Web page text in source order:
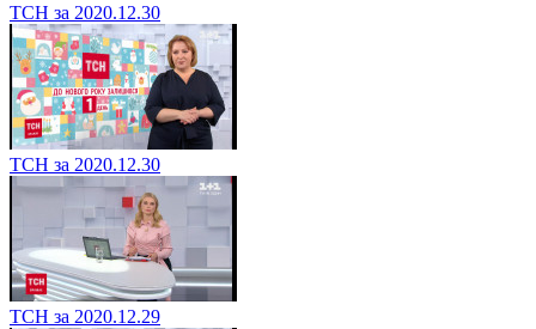
ТСН за 2020.12.30
ТСН за 2020.12.30
ТСН за 2020.12.29